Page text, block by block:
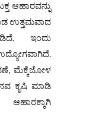
ಆಹಾರವನ್ನು
ಉತ್ತಮವಾದ
ಇಂದು
ಮೆಕ್ಕೆಜೋಳ
ಕೃಷಿ ಮಾಡಿ